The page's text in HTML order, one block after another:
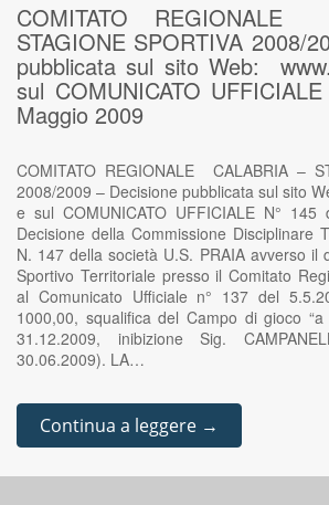
COMITATO REGIONALE
STAGIONE SPORTIVA 2008/
pubblicata sul sito Web:
sul COMUNICATO
Maggio 2009
COMITATO REGIONALE CALABRIA –
2008/2009 – Decisione pubblicata sul sito
e sul COMUNICATO UFFICIALE N°
Decisione della Commissione Disciplinare
N. 147 della società U.S. PRAIA avverso il
Sportivo Territoriale presso il Comitato
al Comunicato Ufficiale n° 137 del
1000,00, squalifica del Campo di gioco
31.12.2009, inibizione Sig.
30.06.2009). LA…
Continua a leggere →